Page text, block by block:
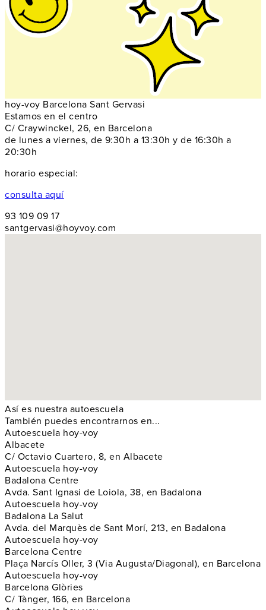
hoy-voy Barcelona Sant Gervasi
Estamos en el centro
C/ Craywinckel, 26, en Barcelona
de lunes a viernes, de 9:30h a 13:30h y de 16:30h a
20:30h
horario especial:
consulta aquí
93 109 09 17
santgervasi@hoyvoy.com
Así es nuestra autoescuela
También puedes encontrarnos en...
Autoescuela hoy-voy
Albacete
C/ Octavio Cuartero, 8, en Albacete
Autoescuela hoy-voy
Badalona Centre
Avda. Sant Ignasi de Loiola, 38, en Badalona
Autoescuela hoy-voy
Badalona La Salut
Avda. del Marquès de Sant Morí, 213, en Badalona
Autoescuela hoy-voy
Barcelona Centre
Plaça Narcís Oller, 3 (Via Augusta/Diagonal), en Barcelona
Autoescuela hoy-voy
Barcelona Glòries
C/ Tànger, 166, en Barcelona